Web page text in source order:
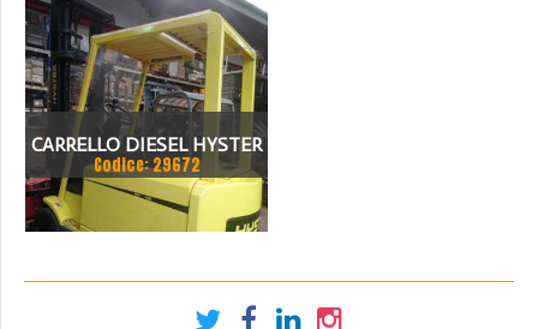
CARRELLO DIESEL HYSTER
ANNO 1996 3200 KG
ALTEZZA CARICO 4205MM
Codice: 29672